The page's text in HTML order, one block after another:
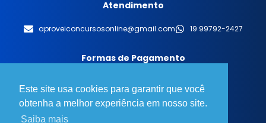
Este site usa cookies para garantir que você
obtenha a melhor experiência em nosso site.
Saiba mais
Atendimento
aproveiconcursosonline@gmail.com 19 99792-2427
Formas de Pagamento